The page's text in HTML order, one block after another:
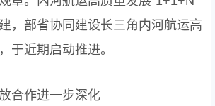
，部省协同建设长三角内河航运高
于近期启动推进。
作进一步深化